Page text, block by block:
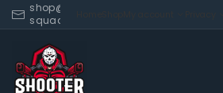
shop@shooter-
squad.com